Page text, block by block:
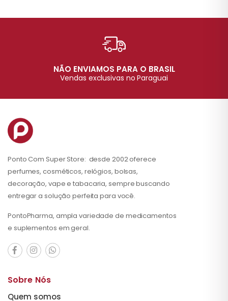
NÃO ENVIAMOS PARA O BRASIL
Vendas exclusivas no Paraguai
Ponto Com Super Store: desde 2002 oferece
perfumes, cosméticos, relógios, bolsas,
decoração, vape e tabacaria, sempre buscando
entregar a solução perfeita para você.
PontoPharma, ampla variedade de medicamentos
e suplementos em geral.
Sobre Nós
Quem somos